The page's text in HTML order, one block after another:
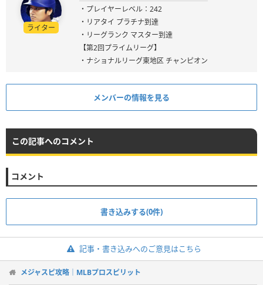
ライター
・プレイヤーレベル：242
・リアタイ プラチナ到達
・リーグランク マスター到達
【第2回プライムリーグ】
・ナショナルリーグ東地区 チャンピオン
メンバーの情報を見る
この記事へのコメント
コメント
書き込みする(0件)
記事・書き込みへのご意見はこちら
メジャスピ攻略｜MLBプロスピリット